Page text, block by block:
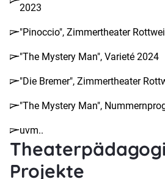
2023
"Pinoccio", Zimmertheater
"The Mystery Man", Varieté 2024
"Die Bremer", Zimmertheater
"The Mystery Man",
uvm..
Projekte